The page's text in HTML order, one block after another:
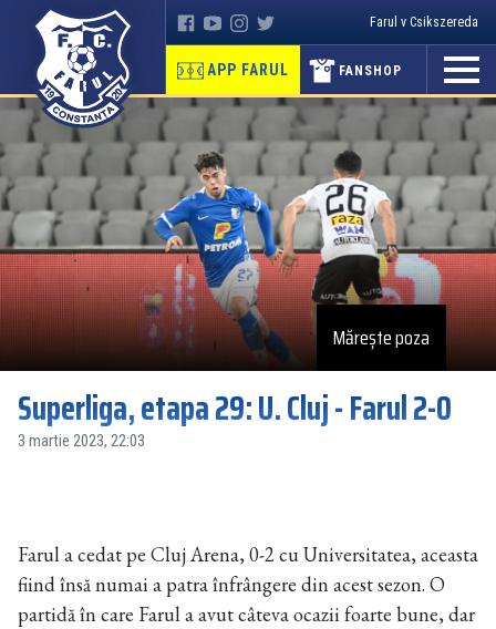
Farul v Csikszereda
APP FARUL FANSHOP
Mărește poza
Superliga, etapa 29: U. Cluj - Farul 2-0
3 martie 2023, 22:03
Farul a cedat pe Cluj Arena, 0-2 cu Universitatea, aceasta
fiind însă numai a patra înfrângere din acest sezon. O
partidă în care Farul a avut câteva ocazii foarte bune, dar